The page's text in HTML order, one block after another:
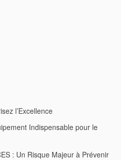
l’Excellence
Indispensable pour le
: Un Risque Majeur à Prévenir